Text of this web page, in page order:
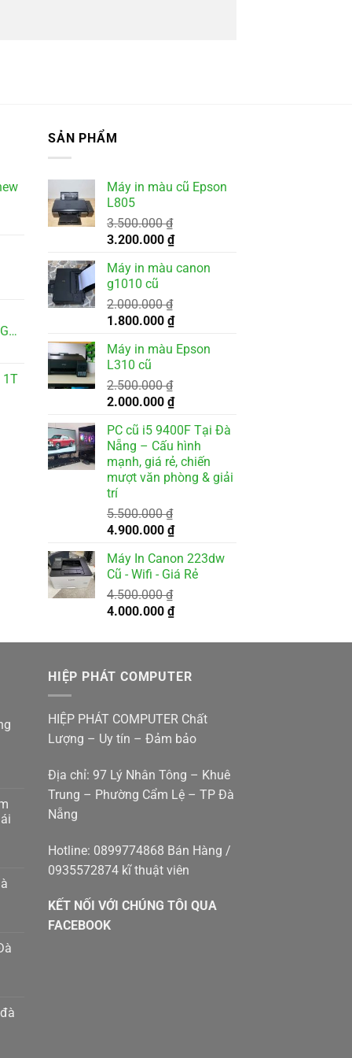
RTX3050
1T
SẢN PHẨM
Máy in màu cũ Epson
L805
3.500.000₫
Giá
là:
3.500.000 ₫.
3.200.000 ₫Giá
tại
Máy in màu canon
g1010 cũ
2.000.000₫
Giá
là:
2.000.000 ₫.
1.800.000 ₫Giá
tại
Máy in màu Epson
L310 cũ
2.500.000₫
Giá
là:
2.500.000 ₫.
2.000.000 ₫Giá
tại
là:
2.000.000 ₫.
PC cũ i5 9400F Tại Đà
Nẵng – Cấu hình
mạnh, giá rẻ, chiến
mượt văn phòng & giải
trí
5.500.000₫
Giá
là:
5.500.000 ₫.
4.900.000 ₫Giá
tại
là:
Máy In Canon 223dw
Cũ - Wifi - Giá Rẻ
4.500.000₫
Giá
là:
4.000.000 ₫Giá
tại
4.000.000 ₫.
HIỆP PHÁT COMPUTER
HIỆP PHÁT COMPUTER Chất
Lượng – Uy tín – Đảm bảo
Địa chỉ: 97 Lý Nhân Tông – Khuê
Trung – Phường Cẩm Lệ – TP Đà
Nẵng
Hotline: 0899774868 Bán Hàng /
0935572874 kĩ thuật viên
KẾT NỐI VỚI CHÚNG TÔI QUA
FACEBOOK